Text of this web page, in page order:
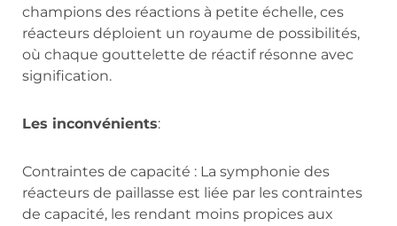
champions des réactions à petite échelle, ces
réacteurs déploient un royaume de possibilités,
où chaque gouttelette de réactif résonne avec
signification.
Les inconvénients:
Contraintes de capacité : La symphonie des
réacteurs de paillasse est liée par les contraintes
de capacité, les rendant moins propices aux